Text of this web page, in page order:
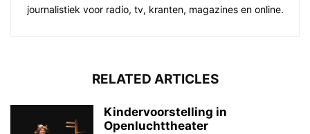
journalistiek voor radio, tv, kranten, magazines en online.
RELATED ARTICLES
Kindervoorstelling in
Openluchttheater